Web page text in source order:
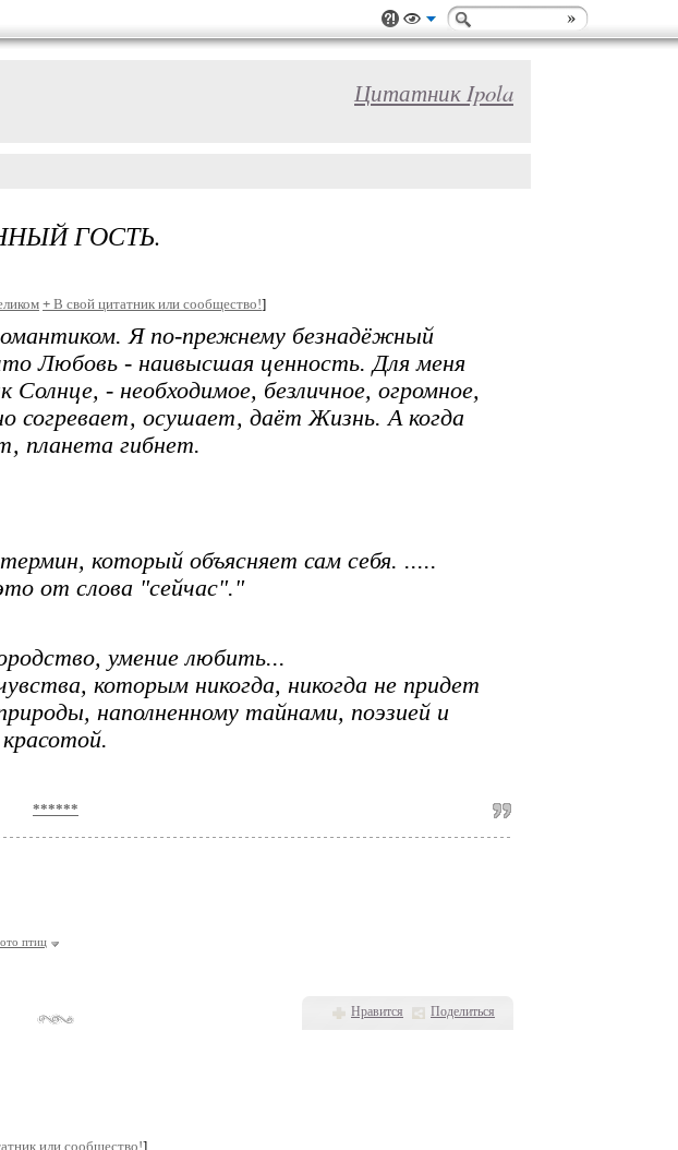
Цитатник Ipola
Нравится Поделиться
ГОСТЬ.
+ В свой цитатник или сообщество!]
Я по-прежнему безнадёжный
Любовь - наивысшая ценность. Для меня
- необходимое, безличное, огромное,
согревает, осушает, даёт Жизнь. А когда
планета гибнет.
который объясняет сам себя. .....
от слова "сейчас"."
умение любить...
которым никогда, никогда не придет
наполненному тайнами, поэзией и
красотой.
******
птиц
или сообщество!]